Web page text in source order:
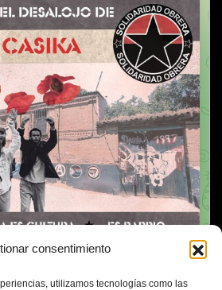
consentimiento
utilizamos tecnologías como las